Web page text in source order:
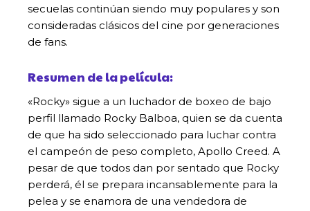
secuelas continúan siendo muy populares y son
consideradas clásicos del cine por generaciones
de fans.
Resumen de la película:
«Rocky» sigue a un luchador de boxeo de bajo
perfil llamado Rocky Balboa, quien se da cuenta
de que ha sido seleccionado para luchar contra
el campeón de peso completo, Apollo Creed. A
pesar de que todos dan por sentado que Rocky
perderá, él se prepara incansablemente para la
pelea y se enamora de una vendedora de